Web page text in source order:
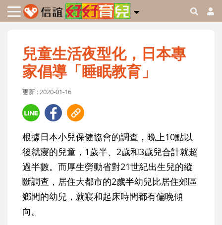
兒童生活夜型化，日本專
家倡導「睡眠教育」
更新 : 2020-01-16
根據日本小兒保健協會的調查，晚上10點以
後就寢的兒童，1歲半、2歲和3歲兒合計就超
過半數。而厚生勞動省對21世紀出生兒的縱
斷調查，居住大都市的2歲半幼兒比居住郊區
鄉間的幼兒，就寢和起床時間都有偏晚傾
向。